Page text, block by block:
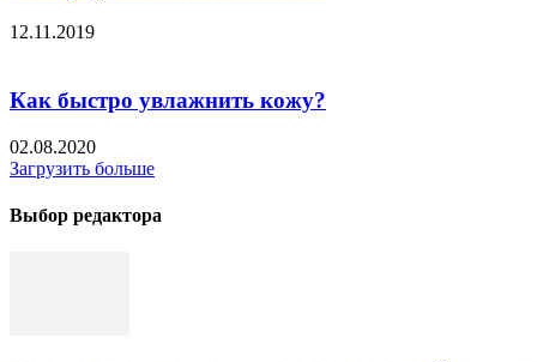
12.11.2019
Как быстро увлажнить кожу?
02.08.2020
Загрузить больше
Выбор редактора